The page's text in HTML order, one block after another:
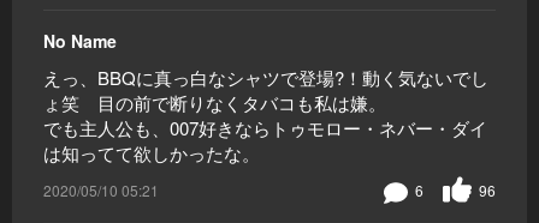
No Name
えっ、BBQに真っ白なシャツで登場?！動く気ないでし
ょ笑 目の前で断りなくタバコも私は嫌。
でも主人公も、007好きならトゥモロー・ネバー・ダイ
は知ってて欲しかったな。
2020/05/10 05:21 96
6